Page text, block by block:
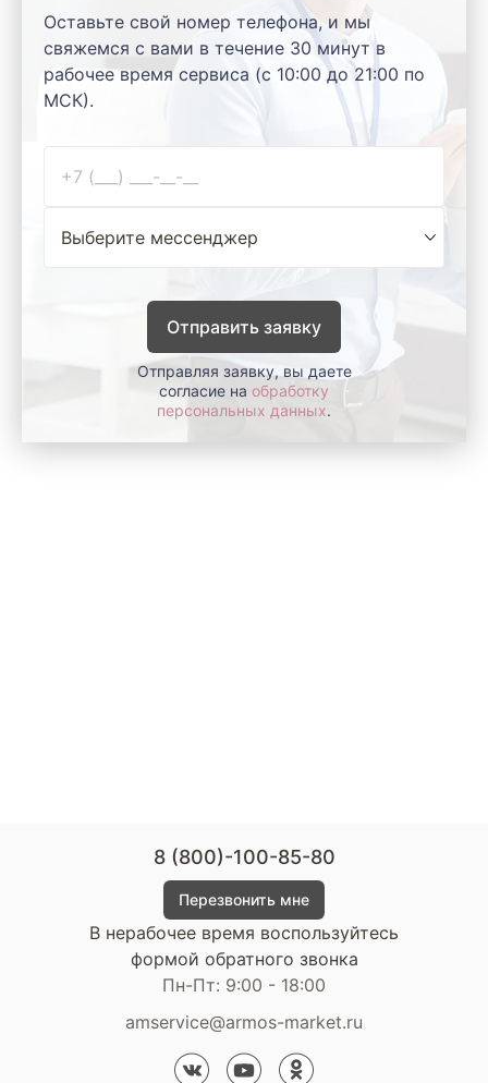
Оставьте свой номер телефона, и мы
свяжемся с вами в течение 30 минут в
рабочее время сервиса (с 10:00 до 21:00 по
МСК).
Отправить заявку
Отправляя заявку, вы даете
согласие на обработку
персональных данных.
8 (800)-100-85-80
Перезвонить мне
В нерабочее время воспользуйтесь
формой обратного звонка
Пн-Пт: 9:00 - 18:00
amservice@armos-market.ru